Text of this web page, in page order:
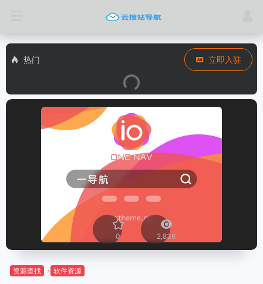
热门 立即入驻
0 2,836
资源查找 软件资源